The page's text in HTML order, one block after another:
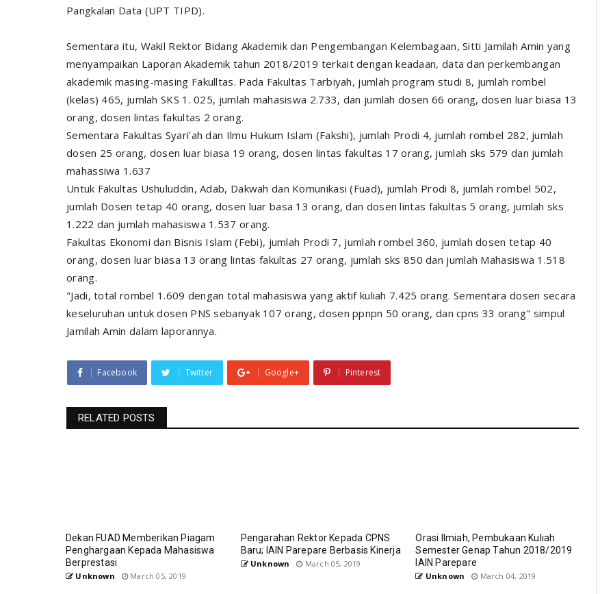
Pangkalan Data (UPT TIPD).
Sementara itu, Wakil Rektor Bidang Akademik dan Pengembangan Kelembagaan, Sitti Jamilah Amin yang
menyampaikan Laporan Akademik tahun 2018/2019 terkait dengan keadaan, data dan perkembangan
akademik masing-masing Fakulltas. Pada Fakultas Tarbiyah, jumlah program studi 8, jumlah rombel
(kelas) 465, jumlah SKS 1. 025, jumlah mahasiswa 2.733, dan jumlah dosen 66 orang, dosen luar biasa 13
orang, dosen lintas fakultas 2 orang.
Sementara Fakultas Syari’ah dan Ilmu Hukum Islam (Fakshi), jumlah Prodi 4, jumlah rombel 282, jumlah
dosen 25 orang, dosen luar biasa 19 orang, dosen lintas fakultas 17 orang, jumlah sks 579 dan jumlah
mahassiwa 1.637
Untuk Fakultas Ushuluddin, Adab, Dakwah dan Komunikasi (Fuad), jumlah Prodi 8, jumlah rombel 502,
jumlah Dosen tetap 40 orang, dosen luar basa 13 orang, dan dosen lintas fakultas 5 orang, jumlah sks
1.222 dan jumlah mahasiswa 1.537 orang.
Fakultas Ekonomi dan Bisnis Islam (Febi), jumlah Prodi 7, jumlah rombel 360, jumlah dosen tetap 40
orang, dosen luar biasa 13 orang lintas fakultas 27 orang, jumlah sks 850 dan jumlah Mahasiswa 1.518
orang.
"Jadi, total rombel 1.609 dengan total mahasiswa yang aktif kuliah 7.425 orang. Sementara dosen secara
keseluruhan untuk dosen PNS sebanyak 107 orang, dosen ppnpn 50 orang, dan cpns 33 orang" simpul
Jamilah Amin dalam laporannya.
Facebook Twitter Google+ Pinterest
RELATED POSTS
Dekan FUAD Memberikan Piagam
Penghargaan Kepada Mahasiswa
Berprestasi
Unknown March 05, 2019
Pengarahan Rektor Kepada CPNS
Baru; IAIN Parepare Berbasis Kinerja
Unknown March 05, 2019
Orasi Ilmiah, Pembukaan Kuliah
Semester Genap Tahun 2018/2019
IAIN Parepare
Unknown March 04, 2019